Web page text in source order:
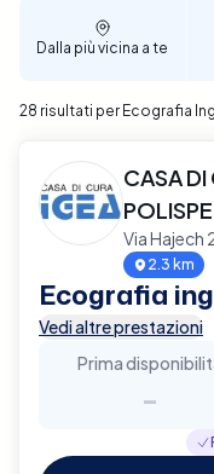
Dalla più vicina a te
28 risultati per Ecografia
CASA DI
Via Hajech
2.3 km
Ecografia
Vedi altre prestazioni
Prima
-